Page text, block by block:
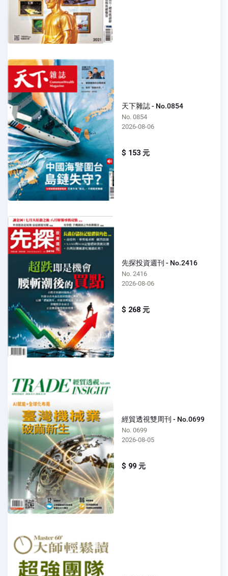
天下雜誌 - No.0854
No. 0854
2026-08-06
$ 153 元
先探投資週刊 - No.2416
No. 2416
2026-08-06
$ 268 元
經貿透視雙周刊 - No.0699
No. 0699
2026-08-05
$ 99 元